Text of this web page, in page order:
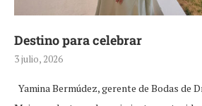
Destino para celebrar
3 julio, 2026
Yamina Bermúdez, gerente de Bodas de